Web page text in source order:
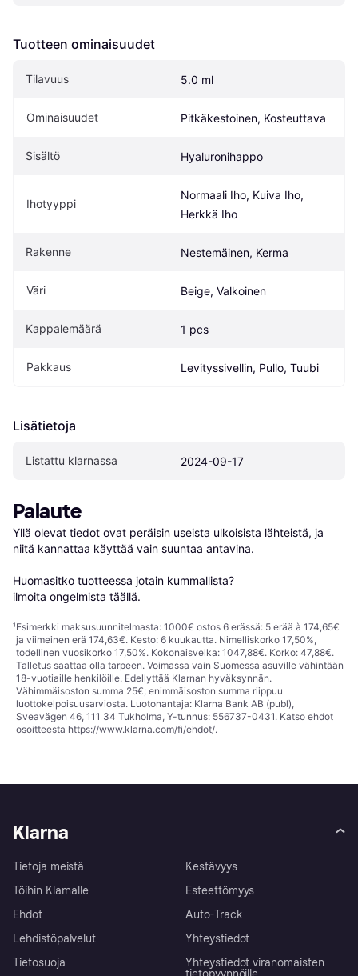
Tuotteen ominaisuudet
Tilavuus 5.0 ml
Ominaisuudet Pitkäkestoinen, Kosteuttava
Sisältö Hyaluronihappo
Ihotyyppi
Normaali Iho, Kuiva Iho,
Herkkä Iho
Rakenne Nestemäinen, Kerma
Väri Beige, Valkoinen
Kappalemäärä 1 pcs
Pakkaus Levityssivellin, Pullo, Tuubi
Lisätietoja
Listattu klarnassa 2024-09-17
Palaute
Yllä olevat tiedot ovat peräisin useista ulkoisista lähteistä, ja
niitä kannattaa käyttää vain suuntaa antavina.
Huomasitko tuotteessa jotain kummallista?
ilmoita ongelmista täällä.
¹Esimerkki maksusuunnitelmasta: 1000€ ostos 6 erässä: 5 erää à 174,65€
ja viimeinen erä 174,63€. Kesto: 6 kuukautta. Nimelliskorko 17,50%,
todellinen vuosikorko 17,50%. Kokonaisvelka: 1047,88€. Korko: 47,88€.
Talletus saattaa olla tarpeen. Voimassa vain Suomessa asuville vähintään
18-vuotiaille henkilöille. Edellyttää Klarnan hyväksynnän.
Vähimmäisoston summa 25€; enimmäisoston summa riippuu
luottokelpoisuusarviosta. Luotonantaja: Klarna Bank AB (publ),
Sveavägen 46, 111 34 Tukholma, Y-tunnus: 556737-0431. Katso ehdot
osoitteesta https://www.klarna.com/fi/ehdot/.
Klarna
Tietoja meistä
Töihin Klarnalle
Ehdot
Lehdistöpalvelut
Tietosuoja
Kestävyys
Esteettömyys
Auto-Track
Yhteystiedot
Yhteystiedot viranomaisten